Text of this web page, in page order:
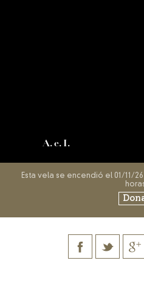
A. e. I.
Esta vela se encendió el 01/11/